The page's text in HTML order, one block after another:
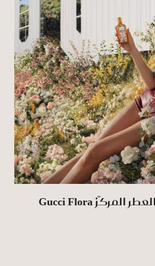
أبرزي قوتك مع ماء العطر المركّز Gucci Flora